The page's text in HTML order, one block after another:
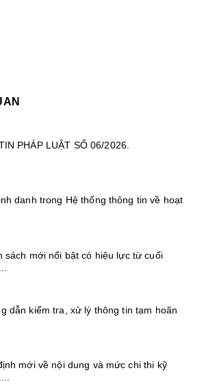
PHÁP LUẬT SỐ 06/2026.
danh trong Hệ thống thông tin về hoạt
sách mới nổi bật có hiệu lực từ cuối
dẫn kiểm tra, xử lý thông tin tạm hoãn
mới về nội dung và mức chi thi kỹ